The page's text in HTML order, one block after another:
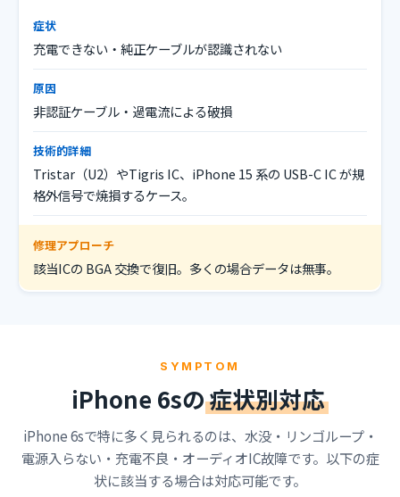
症状
充電できない・純正ケーブルが認識されない
原因
非認証ケーブル・過電流による破損
技術的詳細
Tristar（U2）やTigris IC、iPhone 15 系の USB-C IC が規
格外信号で焼損するケース。
修理アプローチ
該当ICの BGA 交換で復旧。多くの場合データは無事。
SYMPTOM
iPhone 6sの症状別対応
iPhone 6sで特に多く見られるのは、水没・リンゴループ・
電源入らない・充電不良・オーディオIC故障です。以下の症
状に該当する場合は対応可能です。